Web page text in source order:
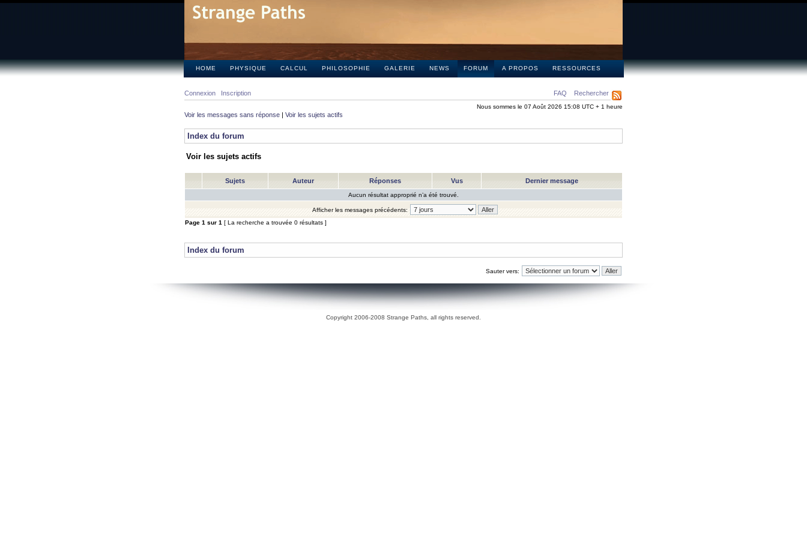
HOME PHYSIQUE CALCUL PHILOSOPHIE GALERIE NEWS FORUM A PROPOS RESSOURCES
FAQ Rechercher
Connexion Inscription
Nous sommes le 07 Août 2026 15:08 UTC + 1 heure
Voir les messages sans réponse | Voir les sujets actifs
Index du forum
Voir les sujets actifs
Sujets Auteur Réponses Vus Dernier message
Aucun résultat approprié n’a été trouvé.
Afficher les messages précédents:
Page 1 sur 1 [ La recherche a trouvée 0 résultats ]
Index du forum
Sauter vers:
Copyright 2006-2008 Strange Paths, all rights reserved.